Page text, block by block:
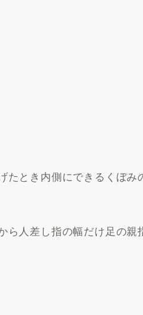
とき内側にできるくぼみ
人差し指の幅だけ足の親